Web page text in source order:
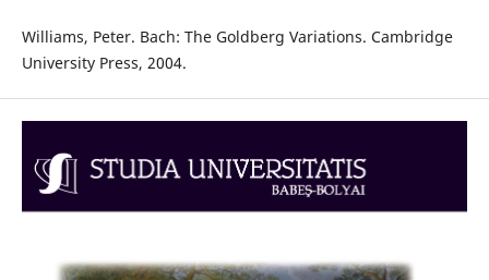
Williams, Peter. Bach: The Goldberg Variations. Cambridge
University Press, 2004.